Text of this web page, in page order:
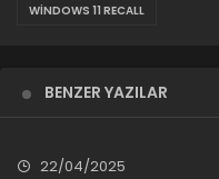
WINDOWS 11 RECALL
BENZER YAZILAR
22/04/2025